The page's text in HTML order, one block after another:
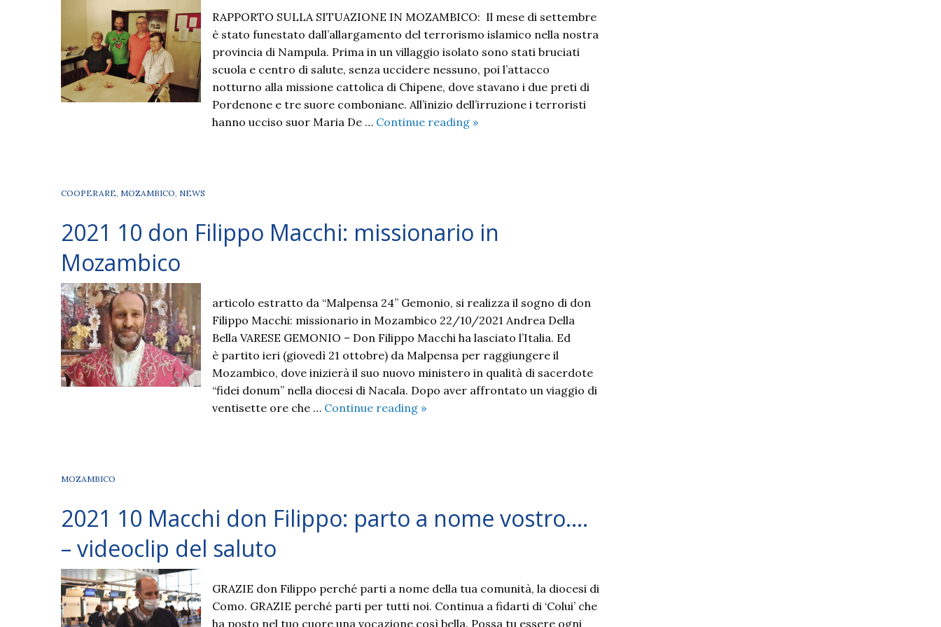
RAPPORTO SULLA SITUAZIONE IN MOZAMBICO: Il mese di settembre
è stato funestato dall’allargamento del terrorismo islamico nella nostra
provincia di Nampula. Prima in un villaggio isolato sono stati bruciati
scuola e centro di salute, senza uccidere nessuno, poi l’attacco
notturno alla missione cattolica di Chipene, dove stavano i due preti di
Pordenone e tre suore comboniane. All’inizio dell’irruzione i terroristi
hanno ucciso suor Maria De … Continue reading 2022
Mozambico
»
COOPERARE, MOZAMBICO, NEWS
2021 10 don Filippo Macchi: missionario in
Mozambico
articolo estratto da “Malpensa 24” Gemonio, si realizza il sogno di don
Filippo Macchi: missionario in Mozambico 22/10/2021 Andrea Della
Bella VARESE GEMONIO – Don Filippo Macchi ha lasciato l’Italia. Ed
è partito ieri (giovedì 21 ottobre) da Malpensa per raggiungere il
Mozambico, dove inizierà il suo nuovo ministero in qualità di sacerdote
“fidei donum” nella diocesi di Nacala. Dopo aver affrontato un viaggio di
ventisette ore che … Continue reading 2021
in
Mozambico
»
MOZAMBICO
2021 10 Macchi don Filippo: parto a nome vostro….
– videoclip del saluto
GRAZIE don Filippo perché parti a nome della tua comunità, la diocesi di
Como. GRAZIE perché parti per tutti noi. Continua a fidarti di ‘Colui’ che
ha posto nel tuo cuore una vocazione così bella. Possa tu essere ogni